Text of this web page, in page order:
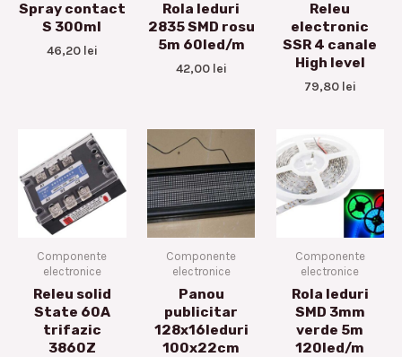
Spray contact
S 300ml
46,20 lei
Rola leduri
2835 SMD rosu
5m 60led/m
42,00 lei
Releu
electronic
SSR 4 canale
High level
79,80 lei
Componente
electronice
Releu solid
State 60A
trifazic
3860Z
Componente
electronice
Panou
publicitar
128x16leduri
100x22cm
Componente
electronice
Rola leduri
SMD 3mm
verde 5m
120led/m